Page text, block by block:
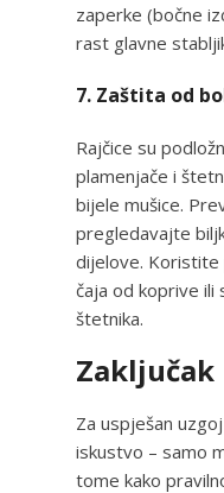
zaperke (bočne
rast glavne
7. Zaštita od
Rajčice su
plamenjače i
bijele mušice.
pregledavajte
dijelove.
čaja od koprive ili
štetnika.
Zaključak
Za uspješan
iskustvo – samo
tome kako